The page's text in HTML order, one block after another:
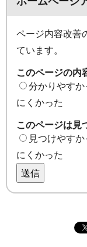
ページ内容改善
ています。
このページの内
分かりやすか
にくかった
このページは見
見つけやすか
にくかった
送信